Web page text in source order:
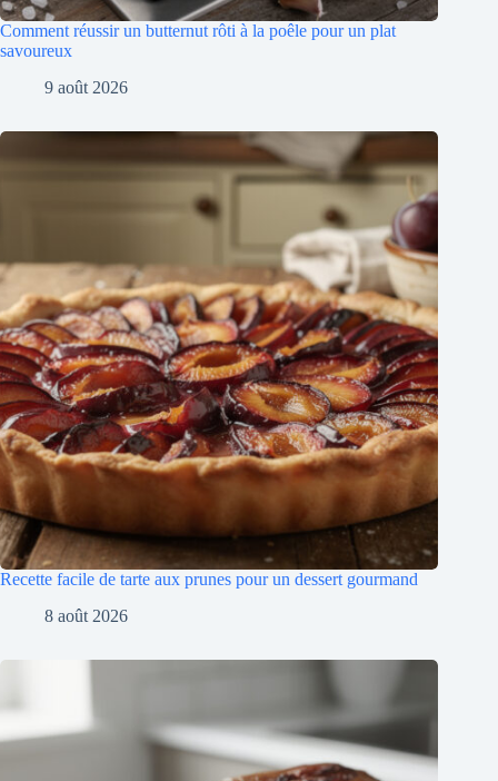
Comment réussir un butternut rôti à la poêle pour un plat
savoureux
9 août 2026
Recette facile de tarte aux prunes pour un dessert gourmand
8 août 2026